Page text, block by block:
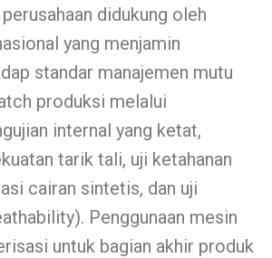
didukung oleh
yang menjamin
standar manajemen mutu
produksi melalui
internal yang ketat,
tarik tali, uji ketahanan
cairan sintetis, dan uji
Penggunaan mesin
untuk bagian akhir produk